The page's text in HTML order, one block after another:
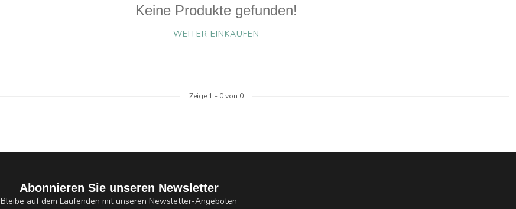
Keine Produkte gefunden!
WEITER EINKAUFEN
Zeige 1 - 0von 0
Abonnieren Sie unseren Newsletter
Bleibe auf dem Laufenden mit unseren Newsletter-Angeboten